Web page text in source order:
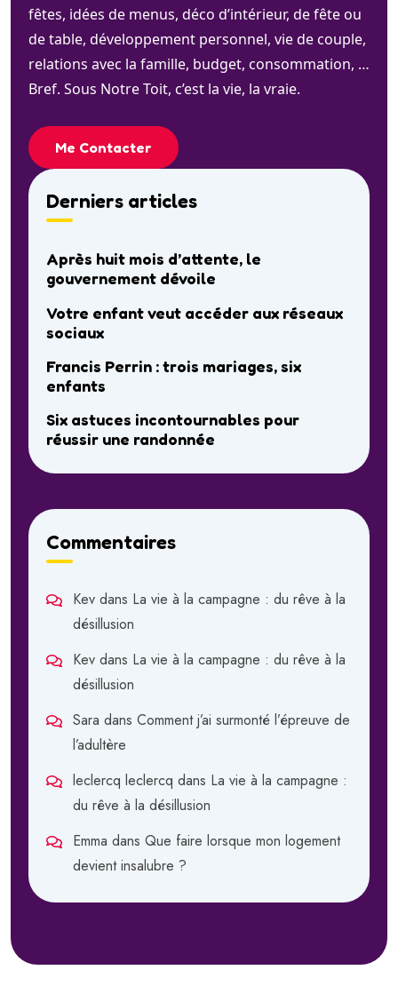
fêtes, idées de menus, déco d’intérieur, de fête ou
de table, développement personnel, vie de couple,
relations avec la famille, budget, consommation, …
Bref. Sous Notre Toit, c’est la vie, la vraie.
Me Contacter
Derniers articles
Après huit mois d’attente, le
gouvernement dévoile
Votre enfant veut accéder aux réseaux
sociaux
Francis Perrin : trois mariages, six
enfants
Six astuces incontournables pour
réussir une randonnée
Commentaires
Kev dans La vie à la campagne : du rêve à la
désillusion
Kev dans La vie à la campagne : du rêve à la
désillusion
Sara dans Comment j’ai surmonté l’épreuve de
l’adultère
leclercq leclercq dans La vie à la campagne :
du rêve à la désillusion
Emma dans Que faire lorsque mon logement
devient insalubre ?